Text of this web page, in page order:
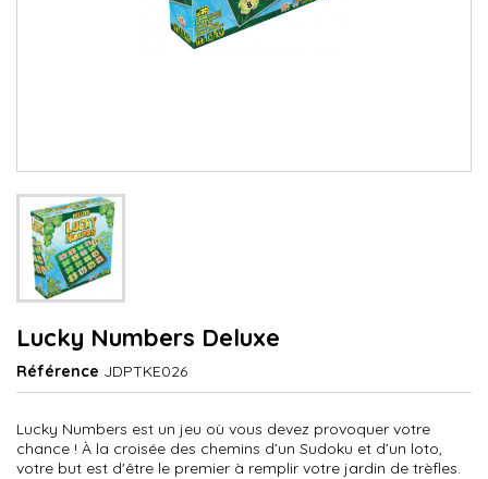
Lucky Numbers Deluxe
Référence JDPTKE026
Lucky Numbers est un jeu où vous devez provoquer votre
chance ! À la croisée des chemins d’un Sudoku et d’un loto,
votre but est d'être le premier à remplir votre jardin de trèfles.